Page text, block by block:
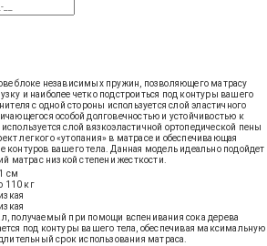
блоке независимых пружин, позволяющего матрасу
и наиболее четко подстроиться под контуры вашего
с одной стороны используется слой эластичного
особой долговечностью и устойчивостью к
слой вязкоэластичной ортопедической пены
легкого «утопания» в матрасе и обеспечивающая
контуров вашего тела. Данная модель идеально подойдет
матрас низкой степени жесткости.
см
110 кг
получаемый при помощи вспенивания сока дерева
под контуры вашего тела, обеспечивая максимальную
срок использования матраса.